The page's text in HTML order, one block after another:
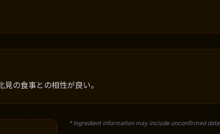
の食事との相性が良い。
* Ingredient information may include unconfirmed data